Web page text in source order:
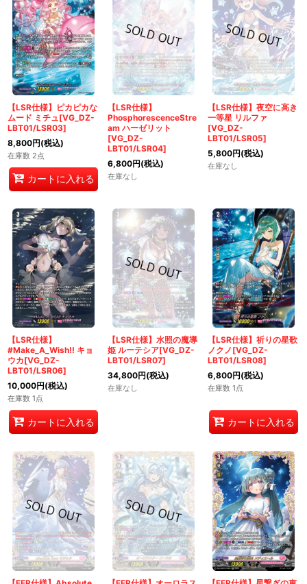
【LSR仕様】ピカピカな
ムード ミチュ[VG_DZ-
LBT01/LSR03]
8,800円(税込)
在庫数 2点
カートに入れる
【LSR仕様】
PhosphorescenceStre
am ハーゼリット
[VG_DZ-
LBT01/LSR04]
6,800円(税込)
在庫なし
【LSR仕様】夜空に高き
一等星 リルファ
[VG_DZ-
LBT01/LSR05]
5,800円(税込)
在庫なし
【LSR仕様】
#Make_A_Wish!! キョ
ウカ[VG_DZ-
LBT01/LSR06]
10,000円(税込)
在庫数 1点
カートに入れる
【LSR仕様】水照の魔導
姫 ルーテシア[VG_DZ-
LBT01/LSR07]
34,800円(税込)
在庫なし
【LSR仕様】祈りの星歌
ノクノ[VG_DZ-
LBT01/LSR08]
6,800円(税込)
在庫数 1点
カートに入れる